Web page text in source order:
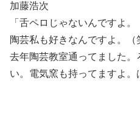
加藤浩次
「舌ペロじゃないんですよ。
陶芸私も好きなんですよ。（
去年陶芸教室通ってました
い。電気窯も持ってますよ。